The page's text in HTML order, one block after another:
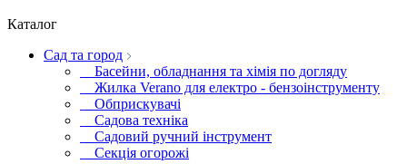
Каталог
Сад та город
Басейни, обладнання та хімія по догляду
Жилка Verano для електро - бензоінструменту
Обприскувачі
Садова техніка
Садовий ручний інструмент
Секція огорожі